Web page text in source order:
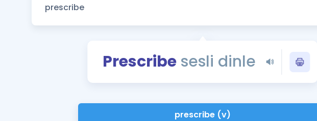
YDS - YÖKDİL
İngilizce Gramer
Prescribe sesli dinle
prescribe (v)